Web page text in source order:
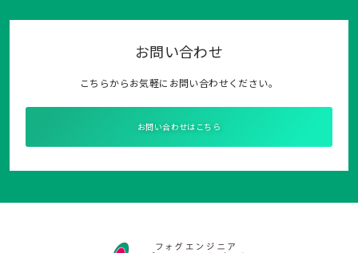
お問い合わせ
こちらからお気軽にお問い合わせください。
お問い合わせはこちら